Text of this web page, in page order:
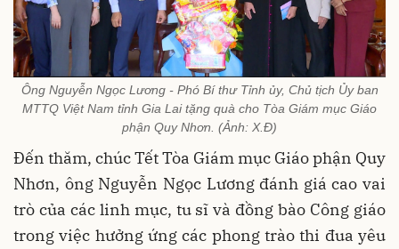
Ông Nguyễn Ngọc Lương - Phó Bí thư Tỉnh ủy, Chủ tịch Ủy ban
MTTQ Việt Nam tỉnh Gia Lai tặng quà cho Tòa Giám mục Giáo
phận Quy Nhơn. (Ảnh: X.Đ)
Đến thăm, chúc Tết Tòa Giám mục Giáo phận Quy
Nhơn, ông Nguyễn Ngọc Lương đánh giá cao vai
trò của các linh mục, tu sĩ và đồng bào Công giáo
trong việc hưởng ứng các phong trào thi đua yêu